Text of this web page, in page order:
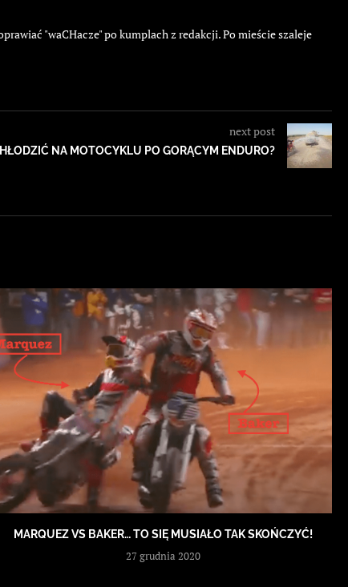
"waCHacze" po kumplach z redakcji. Po mieście szaleje
next post
NA MOTOCYKLU PO GORĄCYM ENDURO?
MARQUEZ VS BAKER… TO SIĘ MUSIAŁO TAK SKOŃCZYĆ!
27 grudnia 2020